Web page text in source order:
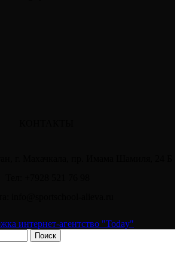
интернет-агентство "Today"
Поиск